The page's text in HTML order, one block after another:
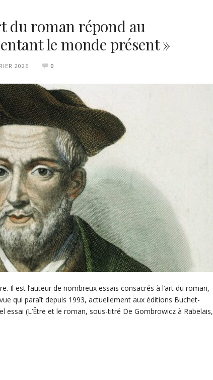
du roman répond au
le monde présent »
2026 0
Il est l’auteur de nombreux essais consacrés à l’art du roman,
qui paraît depuis 1993, actuellement aux éditions Buchet-
essai (L’Être et le roman, sous-titré De Gombrowicz à Rabelais,